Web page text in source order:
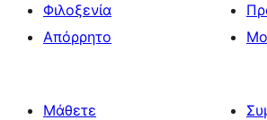
Φιλοξενία
Απόρρητο
Μάθετε